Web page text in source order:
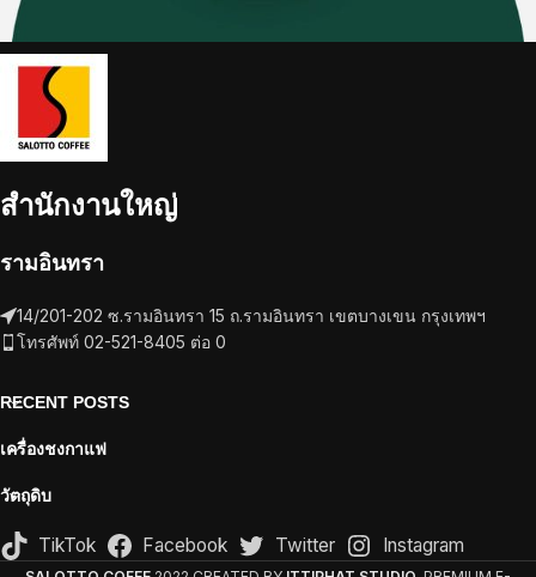
สำนักงานใหญ่
รามอินทรา
14/201-202 ซ.รามอินทรา 15 ถ.รามอินทรา เขตบางเขน กรุงเทพฯ
โทรศัพท์ 02-521-8405 ต่อ 0
RECENT POSTS
เครื่องชงกาแฟ
วัตถุดิบ
TikTok Facebook Twitter Instagram